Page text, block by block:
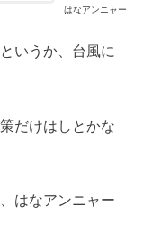
はなアンニャー
いうか、台風に
だけはしとかな
はなアンニャー